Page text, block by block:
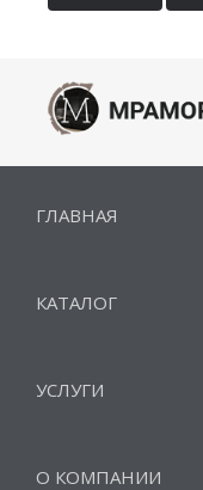
ГЛАВНАЯ
КАТАЛОГ
УСЛУГИ
О КОМПАНИИ